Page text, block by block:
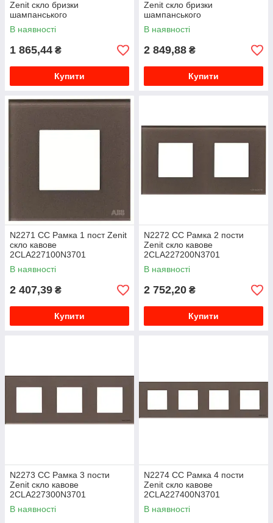
Zenit скло бризки
шампанського
2CLA227200N3901
В наявності
1 865,44 ₴
Купити
Zenit скло бризки
шампанського
2CLA227300N3901
В наявності
2 849,88 ₴
Купити
N2271 CC Рамка 1 пост Zenit
скло кавове
2CLA227100N3701
В наявності
2 407,39 ₴
Купити
N2272 CC Рамка 2 пости
Zenit скло кавове
2CLA227200N3701
В наявності
2 752,20 ₴
Купити
N2273 CC Рамка 3 пости
Zenit скло кавове
2CLA227300N3701
В наявності
N2274 CC Рамка 4 пости
Zenit скло кавове
2CLA227400N3701
В наявності